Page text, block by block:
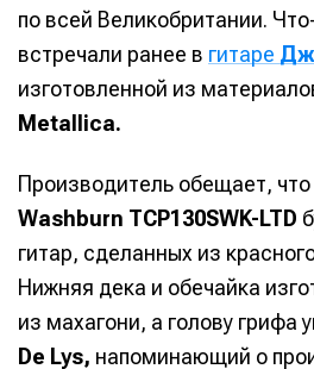
по всей Великобритании.
встречали ранее в гитаре
изготовленной из
Metallica.
Производитель обещает, что
Washburn TCP130SWK-LTD
гитар, сделанных из
Нижняя дека и обечайка
из махагони, а голову грифа
De Lys, напоминающий о